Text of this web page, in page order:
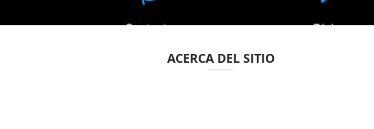
ACERCA DEL SITIO